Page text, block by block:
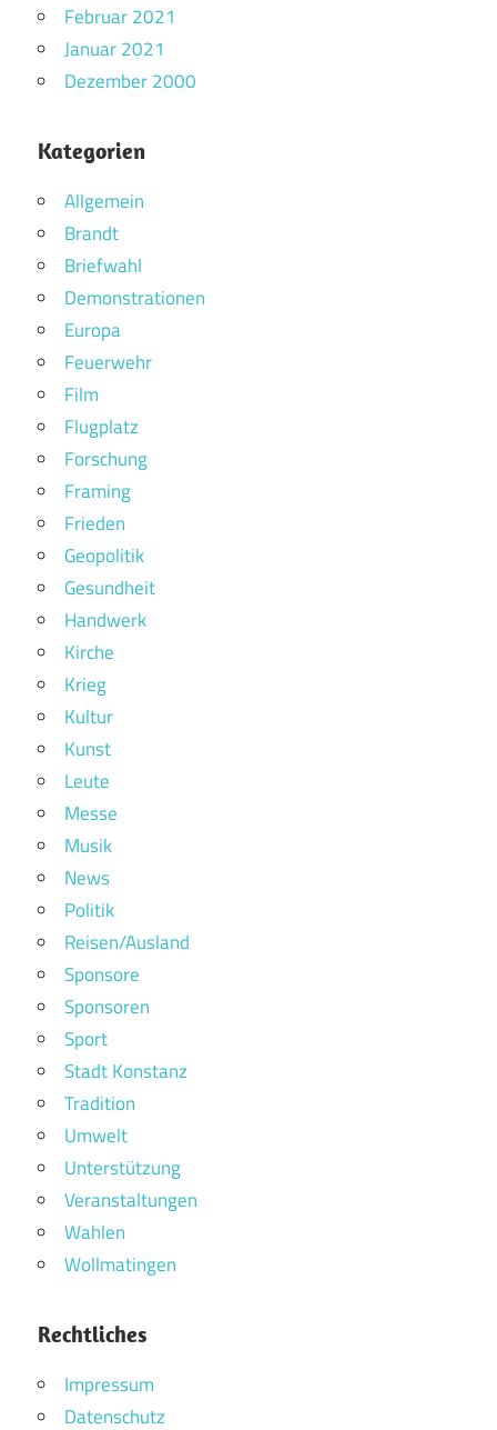
Februar 2021
Januar 2021
Dezember 2000
Kategorien
Allgemein
Brandt
Briefwahl
Demonstrationen
Europa
Feuerwehr
Film
Flugplatz
Forschung
Framing
Frieden
Geopolitik
Gesundheit
Handwerk
Kirche
Krieg
Kultur
Kunst
Leute
Messe
Musik
News
Politik
Reisen/Ausland
Sponsore
Sponsoren
Sport
Stadt Konstanz
Tradition
Umwelt
Unterstützung
Veranstaltungen
Wahlen
Wollmatingen
Rechtliches
Impressum
Datenschutz